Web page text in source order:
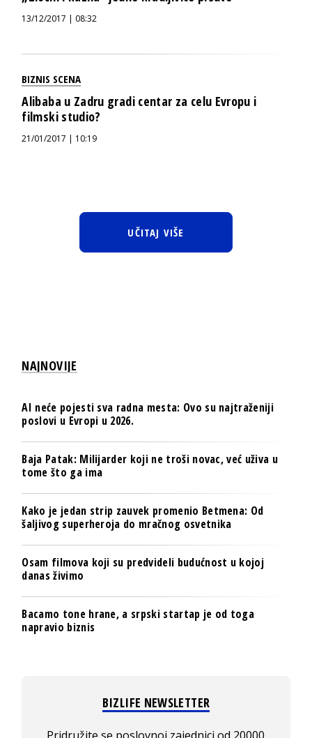
13/12/2017 | 08:32
BIZNIS SCENA
Alibaba u Zadru gradi centar za celu Evropu i
filmski studio?
21/01/2017 | 10:19
UČITAJ VIŠE
NAJNOVIJE
AI neće pojesti sva radna mesta: Ovo su najtraženiji
poslovi u Evropi u 2026.
Baja Patak: Milijarder koji ne troši novac, već uživa u
tome što ga ima
Kako je jedan strip zauvek promenio Betmena: Od
šaljivog superheroja do mračnog osvetnika
Osam filmova koji su predvideli budućnost u kojoj
danas živimo
Bacamo tone hrane, a srpski startap je od toga
napravio biznis
BIZLIFE NEWSLETTER